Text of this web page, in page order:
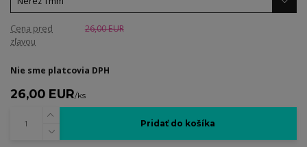
Cena pred
zľavou
26,00 EUR
Nie sme platcovia DPH
26,00 EUR/ks
Pridať do košíka